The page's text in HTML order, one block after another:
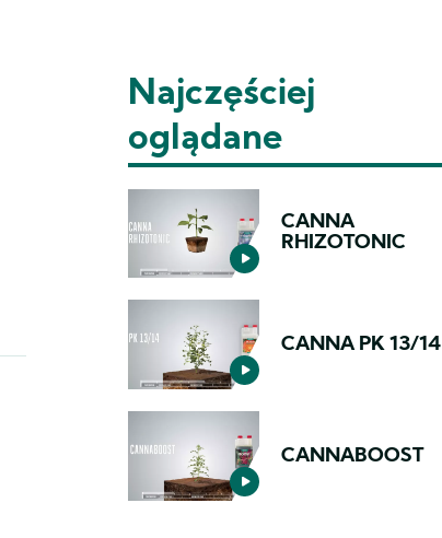
Najczęściej
oglądane
CANNA
RHIZOTONIC
CANNA PK 13/14
CANNABOOST